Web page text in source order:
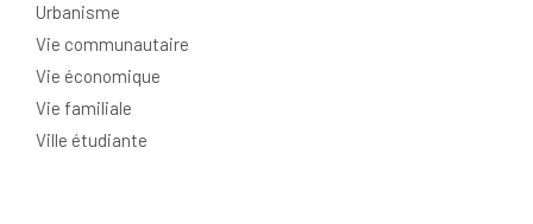
Urbanisme
Vie communautaire
Vie économique
Vie familiale
Ville étudiante